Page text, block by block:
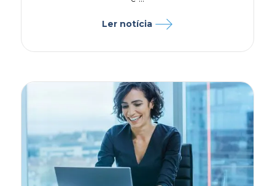
Ler notícia